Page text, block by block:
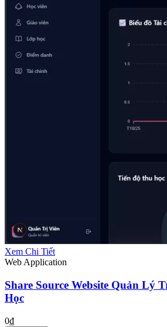
Xem Chi Tiết
Web Application
Share Source Website Quản Lý
Học
0₫